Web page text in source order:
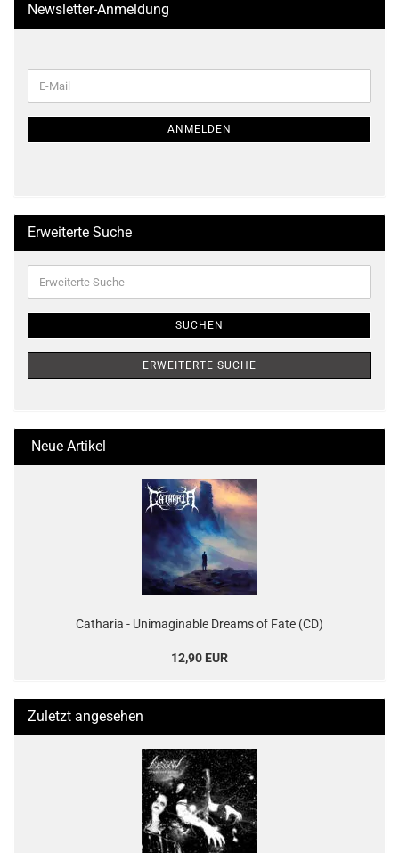
Newsletter-Anmeldung
ZUR
E-
Mail
ANMELDEN
Erweiterte Suche
Suche
SUCHEN
ERWEITERTE SUCHE
Neue Artikel
Catharia - Unimaginable Dreams of Fate (CD)
12,90 EUR
Zuletzt angesehen